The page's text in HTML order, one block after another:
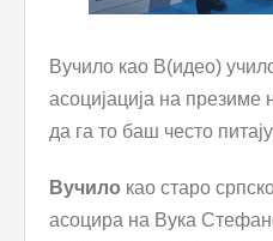
Вучило као В(идео)
асоцијација на
да га то баш често
Вучило као старо
асоцира на Вука